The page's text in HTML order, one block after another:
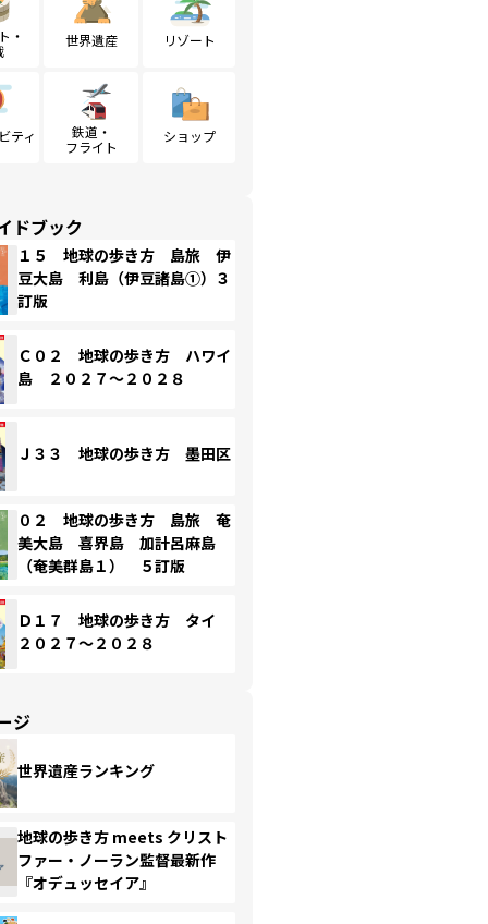
・
世界遺産 リゾート
ティ
鉄道・
フライト
ショップ
ドブック
１５ 地球の歩き方 島旅 伊
豆大島 利島（伊豆諸島①）３
訂版
Ｃ０２ 地球の歩き方 ハワイ
島 ２０２７～２０２８
Ｊ３３ 地球の歩き方 墨田区
０２ 地球の歩き方 島旅 奄
美大島 喜界島 加計呂麻島
（奄美群島１） ５訂版
Ｄ１７ 地球の歩き方 タイ
２０２７～２０２８
ジ
世界遺産ランキング
地球の歩き方 meets クリスト
ファー・ノーラン監督最新作
『オデュッセイア』